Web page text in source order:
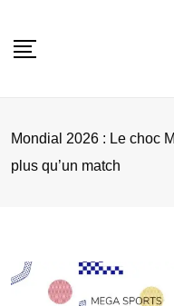
Mondial 2026 : Le choc
plus qu’un match